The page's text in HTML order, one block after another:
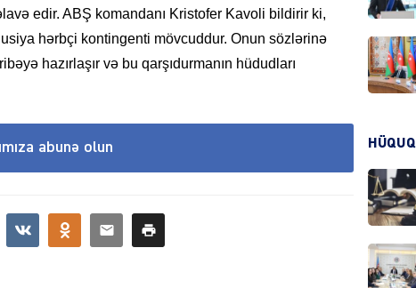
edir. ABŞ komandanı Kristofer Kavoli bildirir ki,
hərbçi kontingenti mövcuddur. Onun sözlərinə
hazırlaşır və bu qarşıdurmanın hüdudları
abunə olun
XARİCİ
HADISƏ
HÜQUQ